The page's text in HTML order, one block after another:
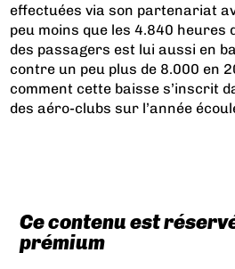
effectuées via son partenariat
peu moins que les 4.840 heures
des passagers est lui aussi en
contre un peu plus de 8.000 en
comment cette baisse s’inscrit
des aéro-clubs sur l’année
Ce contenu est
prémium